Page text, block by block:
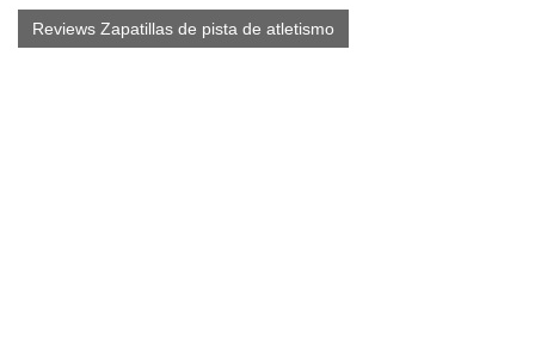
Reviews Zapatillas de pista de atletismo